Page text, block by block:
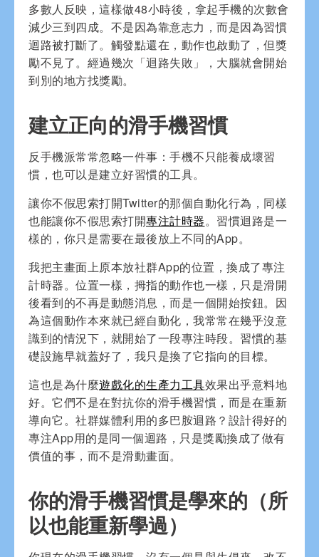
多數人反映，這樣做48小時後，拿起手機的次數會
減少三到四成。不是因為靠意志力，而是因為習慣
迴路被打斷了。觸發點還在，動作也啟動了，但獎
勵不見了。經過幾次「迴路失敗」，大腦就會開始
到別的地方找獎勵。
建立正向的滑手機習慣
反手機派常常忽略一件事：手機不只能養成壞習
慣，也可以是建立好習慣的工具。
讓你不假思索打開Twitter的那個自動化行為，同樣
也能讓你不假思索打開專注計時器。習慣迴路是一
樣的，你只是需要在最後放上不同的App。
我把主畫面上原本放社群App的位置，換成了專注
計時器。位置一樣，拇指的動作也一樣，只是滑開
後看到的不再是動態消息，而是一個開始按鈕。因
為這個動作本來就已經自動化，我常常在幾乎沒意
識到的情況下，就開始了一段專注時段。習慣的基
礎設施早就蓋好了，我只是換了它指向的目標。
這也是為什麼遊戲化的生產力工具效果出乎意料地
好。它們不是在對抗你的滑手機習慣，而是在重新
導向它。社群媒體利用的多巴胺迴路？設計得好的
專注App用的是同一個迴路，只是獎勵換成了做有
價值的事，而不是滑動畫面。
你的滑手機習慣是學來的（所
以也能重新學過）